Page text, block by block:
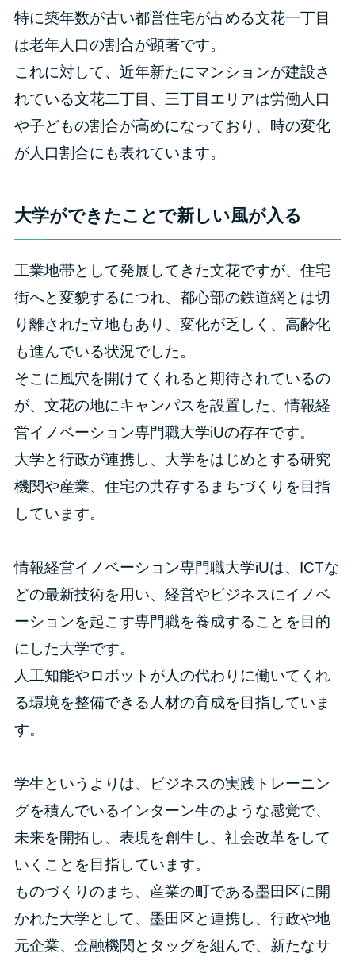
特に築年数が古い都営住宅が占める文花一丁目
は老年人口の割合が顕著です。
これに対して、近年新たにマンションが建設さ
れている文花二丁目、三丁目エリアは労働人口
や子どもの割合が高めになっており、時の変化
が人口割合にも表れています。
大学ができたことで新しい風が入る
工業地帯として発展してきた文花ですが、住宅
街へと変貌するにつれ、都心部の鉄道網とは切
り離された立地もあり、変化が乏しく、高齢化
も進んでいる状況でした。
そこに風穴を開けてくれると期待されているの
が、文花の地にキャンパスを設置した、情報経
営イノベーション専門職大学iUの存在です。
大学と行政が連携し、大学をはじめとする研究
機関や産業、住宅の共存するまちづくりを目指
しています。
情報経営イノベーション専門職大学iUは、ICTな
どの最新技術を用い、経営やビジネスにイノベ
ーションを起こす専門職を養成することを目的
にした大学です。
人工知能やロボットが人の代わりに働いてくれ
る環境を整備できる人材の育成を目指していま
す。
学生というよりは、ビジネスの実践トレーニン
グを積んでいるインターン生のような感覚で、
未来を開拓し、表現を創生し、社会改革をして
いくことを目指しています。
ものづくりのまち、産業の町である墨田区に開
かれた大学として、墨田区と連携し、行政や地
元企業、金融機関とタッグを組んで、新たなサ